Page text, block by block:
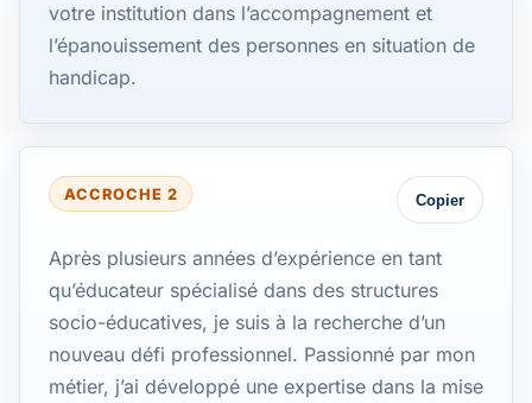
votre institution dans l’accompagnement et
l’épanouissement des personnes en situation de
handicap.
ACCROCHE 2 Copier
Après plusieurs années d’expérience en tant
qu’éducateur spécialisé dans des structures
socio-éducatives, je suis à la recherche d’un
nouveau défi professionnel. Passionné par mon
métier, j’ai développé une expertise dans la mise